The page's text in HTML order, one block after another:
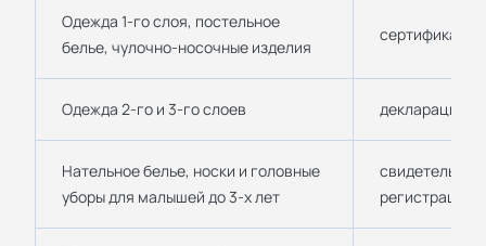
Одежда 1-го слоя, постельное
белье, чулочно-носочные изделия
сертификат
Одежда 2-го и 3-го слоев декларация
Нательное белье, носки и головные
уборы для малышей до 3-х лет
регистрации